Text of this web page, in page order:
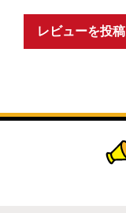
レビューを投稿